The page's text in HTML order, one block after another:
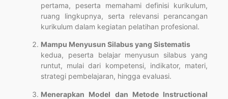
pertama, peserta memahami definisi kurikulum,
ruang lingkupnya, serta relevansi perancangan
kurikulum dalam kegiatan pelatihan profesional.
Mampu Menyusun Silabus yang Sistematis
kedua, peserta belajar menyusun silabus yang
runtut, mulai dari kompetensi, indikator, materi,
strategi pembelajaran, hingga evaluasi.
Menerapkan Model dan Metode Instructional